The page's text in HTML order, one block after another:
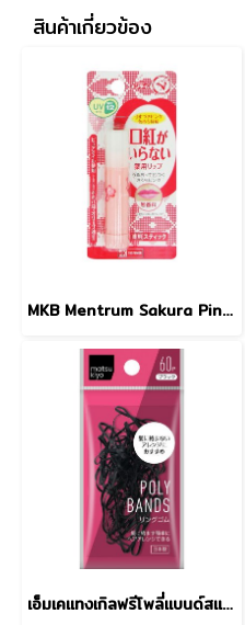
สินค้าเกี่ยวข้อง
MKB Mentrum Sakura Pink Lip SPF12 3.5g.
เอ็มเคแทงเกิลฟรีโพลี่แบนด์สแบล็ค 60ชิ้น